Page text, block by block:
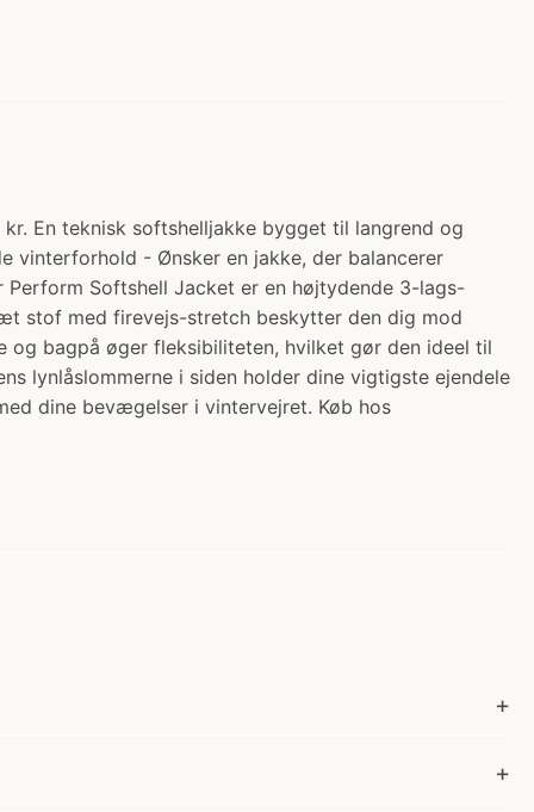
En teknisk softshelljakke bygget til langrend og
vinterforhold - Ønsker en jakke, der balancerer
Softshell Jacket er en højtydende 3-lags-
stof med firevejs-stretch beskytter den dig mod
og bagpå øger fleksibiliteten, hvilket gør den ideel til
lynlåslommerne i siden holder dine vigtigste ejendele
dine bevægelser i vintervejret. Køb hos